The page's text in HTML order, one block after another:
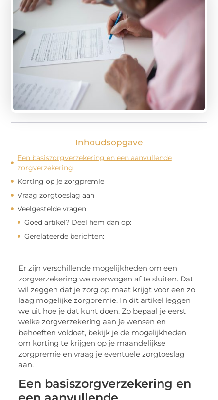
Inhoudsopgave
Een basiszorgverzekering en een aanvullende
zorgverzekering
Korting op je zorgpremie
Vraag zorgtoeslag aan
Veelgestelde vragen
Goed artikel? Deel hem dan op:
Gerelateerde berichten:
Er zijn verschillende mogelijkheden om een
zorgverzekering weloverwogen af te sluiten. Dat
wil zeggen dat je zorg op maat krijgt voor een zo
laag mogelijke zorgpremie. In dit artikel leggen
we uit hoe je dat kunt doen. Zo bepaal je eerst
welke zorgverzekering aan je wensen en
behoeften voldoet, bekijk je de mogelijkheden
om korting te krijgen op je maandelijkse
zorgpremie en vraag je eventuele zorgtoeslag
aan.
Een basiszorgverzekering en